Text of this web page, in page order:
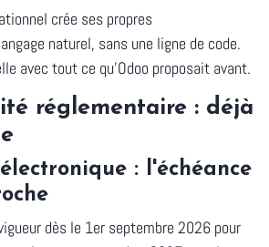
crée ses propres
naturel, sans une ligne de code.
avec tout ce qu'Odoo proposait avant.
réglementaire : déjà
: l'échéance
dès le 1er septembre 2026 pour